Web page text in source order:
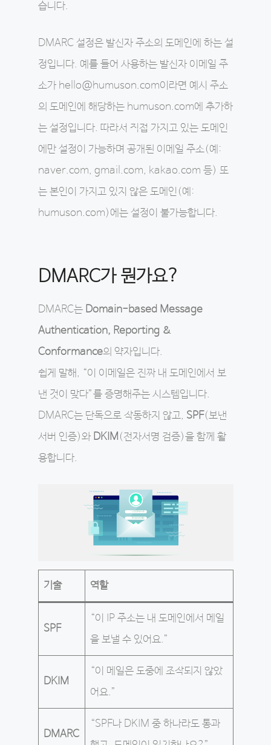
습니다.
DMARC 설정은 발신자 주소의 도메인에 하는 설
정입니다. 예를 들어 사용하는 발신자 이메일 주
소가 hello@humuson.com이라면 예시 주소
의 도메인에 해당하는 humuson.com에 추가하
는 설정입니다. 따라서 직접 가지고 있는 도메인
에만 설정이 가능하며 공개된 이메일 주소(예:
naver.com, gmail.com, kakao.com 등) 또
는 본인이 가지고 있지 않은 도메인(예:
humuson.com)에는 설정이 불가능합니다.
DMARC가 뭔가요?
DMARC는 Domain-based Message
Authentication, Reporting &
Conformance의 약자입니다.
쉽게 말해, “이 이메일은 진짜 내 도메인에서 보
낸 것이 맞다”를 증명해주는 시스템입니다.
DMARC는 단독으로 작동하지 않고, SPF(보낸
서버 인증)와 DKIM (전자서명 검증)을 함께 활
용합니다.
기술 역할
SPF
“이 IP 주소는 내 도메인에서 메일
을 보낼 수 있어요.”
DKIM
“이 메일은 도중에 조작되지 않았
어요.”
DMARC
“SPF나 DKIM 중 하나라도 통과